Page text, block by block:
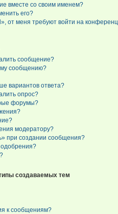
вместе со своим именем?
его?
от меня требуют войти на
сообщение?
сообщению?
вариантов ответа?
опрос?
форумы?
модератору?
при создании сообщения?
создаваемых тем
к сообщениям?